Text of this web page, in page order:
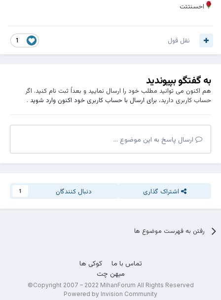
احسنتتت
نقل قول
به گفتگو بپیوندید
هم اکنون می توانید مطلب خود را ارسال نمایید و بعداً ثبت نام کنید. اگر
حساب کاربری دارید، برای ارسال با حساب کاربری خود اکنون وارد شوید.
ارسال پاسخ به این موضوع ...
اشتراک گذاری دنبال کنندگان
رفتن به فهرست موضوع ها
تماس با ما
کوکی ها
میهن چت
Copyright 2007 – 2022 MihanForum All Rights Reserved©
Powered by Invision Community